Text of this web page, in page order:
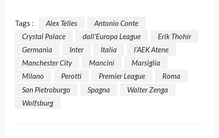
Tags : Alex Telles
Antonio Conte
Crystal Palace
dall'Europa League
Erik Thohir
Germania
Inter Italia
l’AEK Atene
Manchester City
Mancini
Marsiglia
Milano
Perotti Premier League
Roma
San Pietroburgo
Spagna
Walter Zenga
Wolfsburg